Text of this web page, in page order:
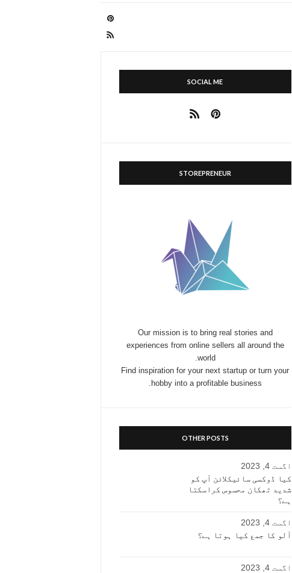
SOCIAL ME
STOREPRENEUR
Our mission is to bring real stories and
experiences from online sellers all around the
world.
Find inspiration for your next startup or turn your
hobby into a profitable business.
OTHER POSTS
اگست 4, 2023
کیا ڈوکسی سائیکلائن آپ کو
شدید تھکان محسوس کراسکتا
ہے؟
اگست 4, 2023
آلو کا جمع کیا ہوتا ہے؟
اگست 4, 2023